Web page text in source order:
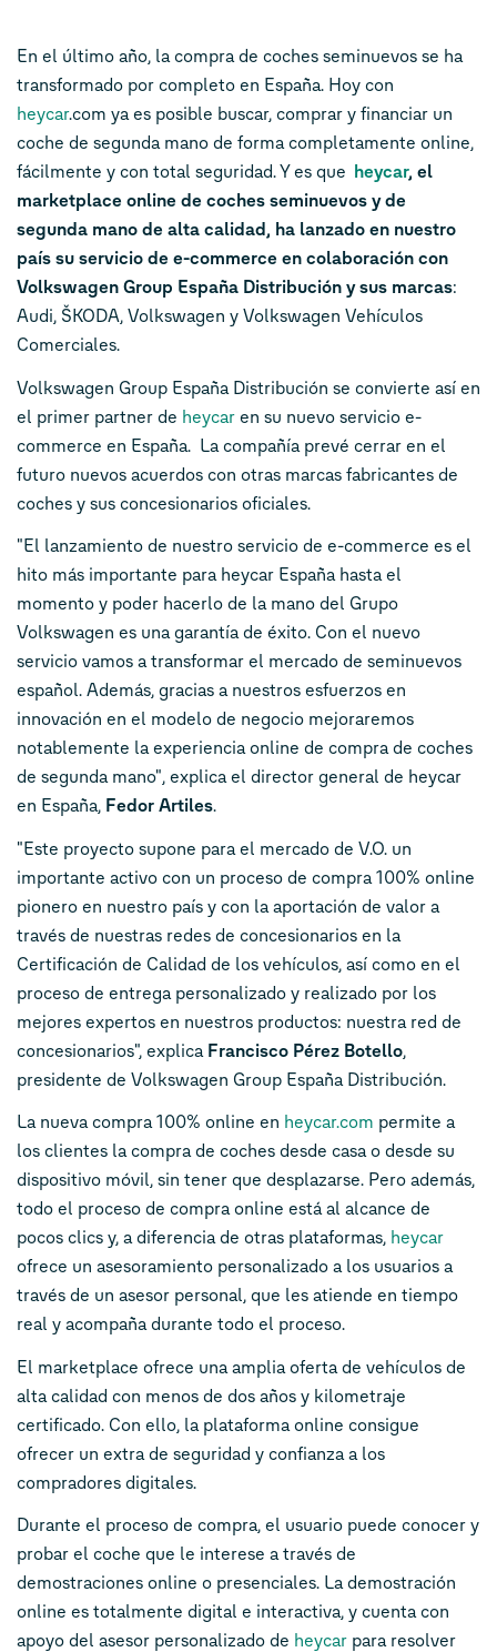
En el último año, la compra de coches seminuevos se ha
transformado por completo en España. Hoy con
heycar.com ya es posible buscar, comprar y financiar un
coche de segunda mano de forma completamente online,
fácilmente y con total seguridad. Y es que heycar, el
marketplace online de coches seminuevos y de
segunda mano de alta calidad, ha lanzado en nuestro
país su servicio de e-commerce en colaboración con
Volkswagen Group España Distribución y sus marcas:
Audi, ŠKODA, Volkswagen y Volkswagen Vehículos
Comerciales.
Volkswagen Group España Distribución se convierte así en
el primer partner de heycar en su nuevo servicio e-
commerce en España. La compañía prevé cerrar en el
futuro nuevos acuerdos con otras marcas fabricantes de
coches y sus concesionarios oficiales.
"El lanzamiento de nuestro servicio de e-commerce es el
hito más importante para heycar España hasta el
momento y poder hacerlo de la mano del Grupo
Volkswagen es una garantía de éxito. Con el nuevo
servicio vamos a transformar el mercado de seminuevos
español. Además, gracias a nuestros esfuerzos en
innovación en el modelo de negocio mejoraremos
notablemente la experiencia online de compra de coches
de segunda mano", explica el director general de heycar
en España, Fedor Artiles.
"Este proyecto supone para el mercado de V.O. un
importante activo con un proceso de compra 100% online
pionero en nuestro país y con la aportación de valor a
través de nuestras redes de concesionarios en la
Certificación de Calidad de los vehículos, así como en el
proceso de entrega personalizado y realizado por los
mejores expertos en nuestros productos: nuestra red de
concesionarios", explica Francisco Pérez Botello,
presidente de Volkswagen Group España Distribución.
La nueva compra 100% online en heycar.com permite a
los clientes la compra de coches desde casa o desde su
dispositivo móvil, sin tener que desplazarse. Pero además,
todo el proceso de compra online está al alcance de
pocos clics y, a diferencia de otras plataformas, heycar
ofrece un asesoramiento personalizado a los usuarios a
través de un asesor personal, que les atiende en tiempo
real y acompaña durante todo el proceso.
El marketplace ofrece una amplia oferta de vehículos de
alta calidad con menos de dos años y kilometraje
certificado. Con ello, la plataforma online consigue
ofrecer un extra de seguridad y confianza a los
compradores digitales.
Durante el proceso de compra, el usuario puede conocer y
probar el coche que le interese a través de
demostraciones online o presenciales. La demostración
online es totalmente digital e interactiva, y cuenta con
apoyo del asesor personalizado de heycar para resolver